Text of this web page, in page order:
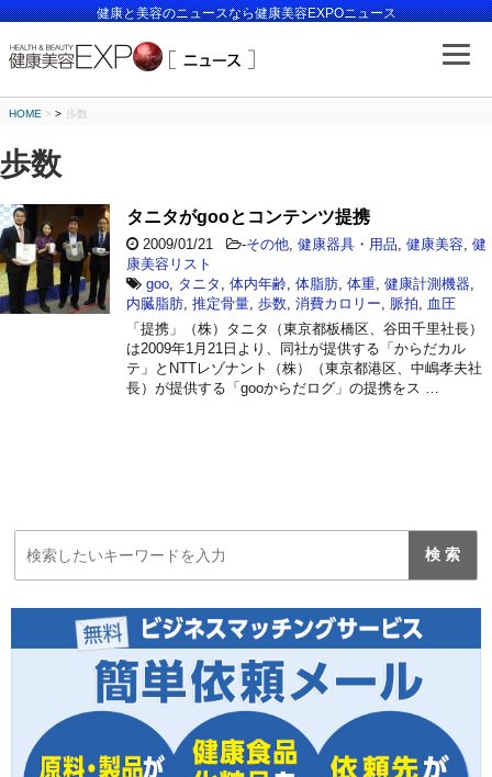
健康と美容のニュースなら健康美容EXPOニュース
HOME > 歩数
歩数
タニタがgooとコンテンツ提携
2009/01/21 -その他 健康器具・用品 健康美容 健
康美容リスト
goo タニタ 体内年齢 体脂肪 体重 健康計測機器
内臓脂肪 推定骨量 歩数 消費カロリー 脈拍
血圧
「提携」（株）タニタ（東京都板橋区、谷田千里社長）
は2009年1月21日より、同社が提供する「からだカル
テ」とNTTレゾナント（株）（東京都港区、中嶋孝夫社
長）が提供する「gooからだログ」の提携をス …